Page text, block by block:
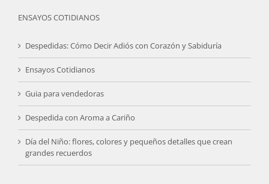
ENSAYOS COTIDIANOS
Despedidas: Cómo Decir Adiós con Corazón y Sabiduría
Ensayos Cotidianos
Guia para vendedoras
Despedida con Aroma a Cariño
Día del Niño: flores, colores y pequeños detalles que crean
grandes recuerdos